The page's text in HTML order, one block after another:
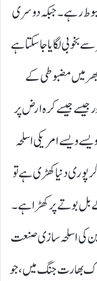
رہے۔ جبکہ دوسری
لگایا جا سکتا ہے
میں مضبوطی کے
جیسے کرہ ارض پر
ویسے امریکی اسلحہ
دنیا کھڑ ی ہے تو
بل بوتے پر کھڑاہے۔
کی اسلحہ سازی صنعت
بھارت جنگ میں ،جو